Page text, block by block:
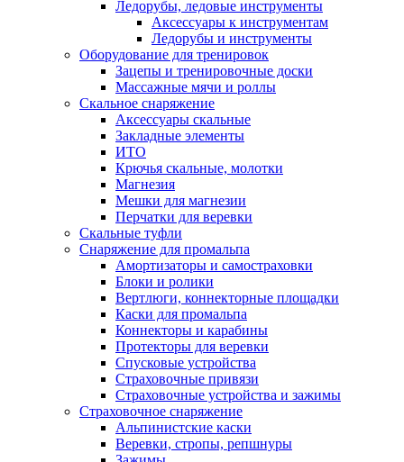
Ледорубы, ледовые инструменты
Аксессуары к инструментам
Ледорубы и инструменты
Оборудование для тренировок
Зацепы и тренировочные доски
Массажные мячи и роллы
Скальное снаряжение
Аксессуары скальные
Закладные элементы
ИТО
Крючья скальные, молотки
Магнезия
Мешки для магнезии
Перчатки для веревки
Скальные туфли
Снаряжение для промальпа
Амортизаторы и самостраховки
Блоки и ролики
Вертлюги, коннекторные площадки
Каски для промальпа
Коннекторы и карабины
Протекторы для веревки
Спусковые устройства
Страховочные привязи
Страховочные устройства и зажимы
Страховочное снаряжение
Альпинистские каски
Веревки, стропы, репшнуры